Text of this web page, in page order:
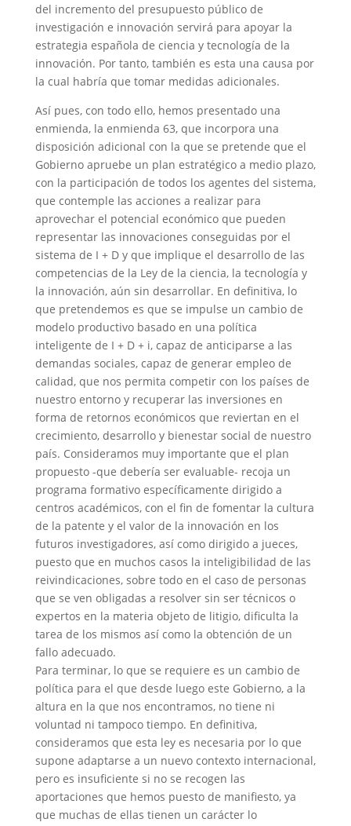
del incremento del presupuesto público de
investigación e innovación servirá para apoyar la
estrategia española de ciencia y tecnología de la
innovación. Por tanto, también es esta una causa por
la cual habría que tomar medidas adicionales.
Así pues, con todo ello, hemos presentado una
enmienda, la enmienda 63, que incorpora una
disposición adicional con la que se pretende que el
Gobierno apruebe un plan estratégico a medio plazo,
con la participación de todos los agentes del sistema,
que contemple las acciones a realizar para
aprovechar el potencial económico que pueden
representar las innovaciones conseguidas por el
sistema de I + D y que implique el desarrollo de las
competencias de la Ley de la ciencia, la tecnología y
la innovación, aún sin desarrollar. En definitiva, lo
que pretendemos es que se impulse un cambio de
modelo productivo basado en una política
inteligente de I + D + i, capaz de anticiparse a las
demandas sociales, capaz de generar empleo de
calidad, que nos permita competir con los países de
nuestro entorno y recuperar las inversiones en
forma de retornos económicos que reviertan en el
crecimiento, desarrollo y bienestar social de nuestro
país. Consideramos muy importante que el plan
propuesto -que debería ser evaluable- recoja un
programa formativo específicamente dirigido a
centros académicos, con el fin de fomentar la cultura
de la patente y el valor de la innovación en los
futuros investigadores, así como dirigido a jueces,
puesto que en muchos casos la inteligibilidad de las
reivindicaciones, sobre todo en el caso de personas
que se ven obligadas a resolver sin ser técnicos o
expertos en la materia objeto de litigio, dificulta la
tarea de los mismos así como la obtención de un
fallo adecuado.
Para terminar, lo que se requiere es un cambio de
política para el que desde luego este Gobierno, a la
altura en la que nos encontramos, no tiene ni
voluntad ni tampoco tiempo. En definitiva,
consideramos que esta ley es necesaria por lo que
supone adaptarse a un nuevo contexto internacional,
pero es insuficiente si no se recogen las
aportaciones que hemos puesto de manifiesto, ya
que muchas de ellas tienen un carácter lo